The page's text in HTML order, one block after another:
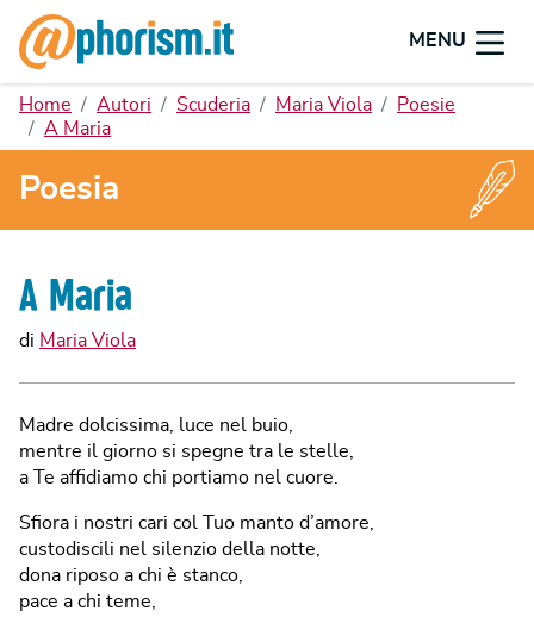
MENU
Home Autori Scuderia Maria Viola
Poesie
A Maria
Poesia
A Maria
di Maria Viola
Madre dolcissima, luce nel buio,
mentre il giorno si spegne tra le stelle,
a Te affidiamo chi portiamo nel cuore.
Sfiora i nostri cari col Tuo manto d’amore,
custodiscili nel silenzio della notte,
dona riposo a chi è stanco,
pace a chi teme,